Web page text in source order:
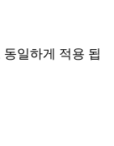
일하게 적용 됩